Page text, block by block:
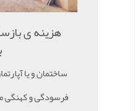
هزینه ی
ساختمان و یا
فرسودگی و